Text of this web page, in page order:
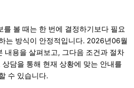
를 볼 때는 한 번에 결정하기보다 필요
는 방식이 안정적입니다. 2026년06월
내용을 살펴보고, 그다음 조건과 절차
담을 통해 현재 상황에 맞는 안내를
수 있습니다.